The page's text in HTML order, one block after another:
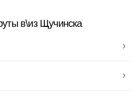
в\из Щучинска